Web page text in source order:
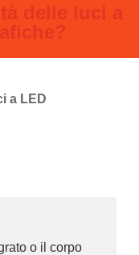
delle luci a
a LED
o il corpo